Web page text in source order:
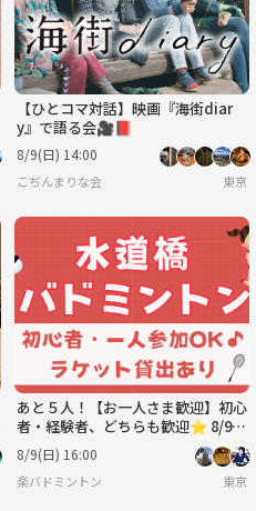
【ひとコマ対話】映画『海街diar
y』で語る会🎥📕
8/9(日) 14:00
こぢんまりな会 東京
あと５人！【お一人さま歓迎】初心
者・経験者、どちらも歓迎⭐︎ 8/9
（日）16時〜 水道橋でバドミン
トン⭐︎
8/9(日) 16:00
楽バドミントン 東京